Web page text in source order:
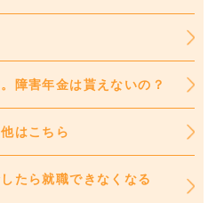
障害年金は貰えないの？
はこちら
たら就職できなくなる